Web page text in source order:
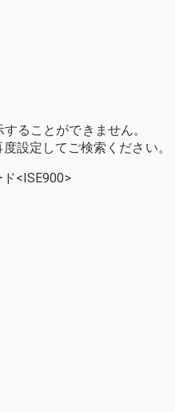
ることができません。
設定してご検索ください。
<ISE900>